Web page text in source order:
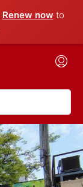
Renew now to